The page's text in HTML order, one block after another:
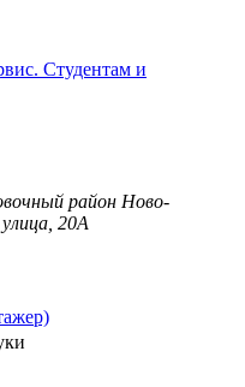
Студентам и
район Ново-
20А